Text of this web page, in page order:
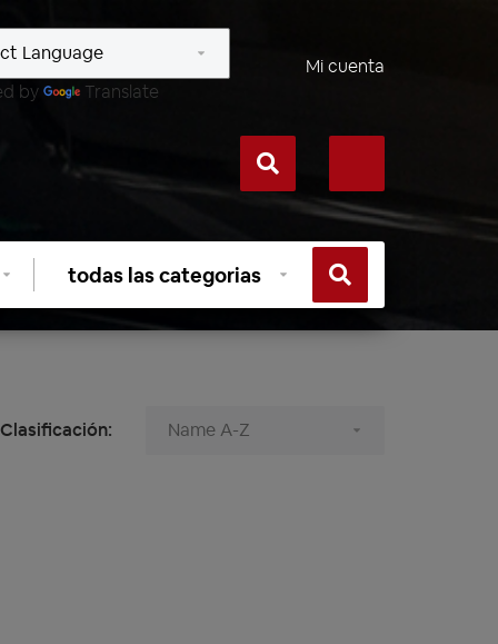
by Translate
Mi cuenta
Seleccionar
categoría
Clasificación: